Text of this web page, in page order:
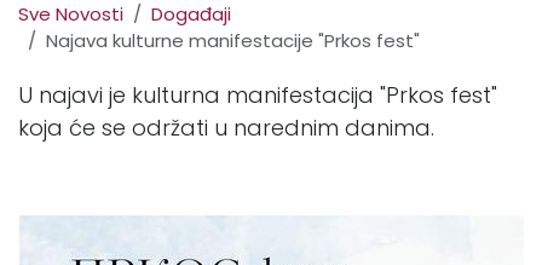
Sve Novosti
Događaji
Najava kulturne manifestacije "Prkos fest"
U najavi je kulturna manifestacija "Prkos fest"
koja će se održati u narednim danima.